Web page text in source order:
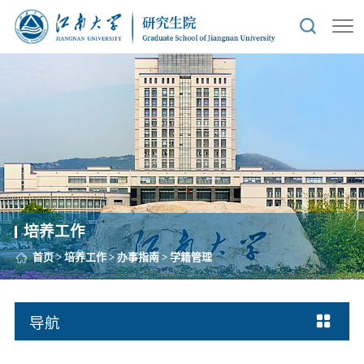
培养工作
首页>培养工作>办事指南 >学籍管理
导航